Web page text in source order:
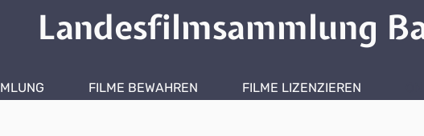
Landesfilmsammlung
FILME BEWAHREN FILME LIZENZIEREN